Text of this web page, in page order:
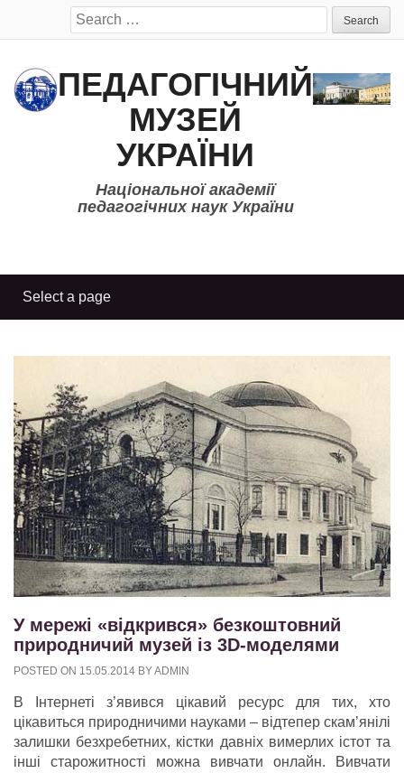
Search
for:
ПЕДАГОГІЧНИЙ
МУЗЕЙ
УКРАЇНИ
Національної академії
педагогічних наук України
У мережі «відкрився» безкоштовний
природничий музей із 3D-моделями
POSTED ON 15.05.2014 BYADMIN
В Інтернеті з’явився цікавий ресурс для тих, хто
цікавиться природничими науками – відтепер скам’янілі
залишки безхребетних, кістки давніх вимерлих істот та
інші старожитності можна вивчати онлайн. Вивчати